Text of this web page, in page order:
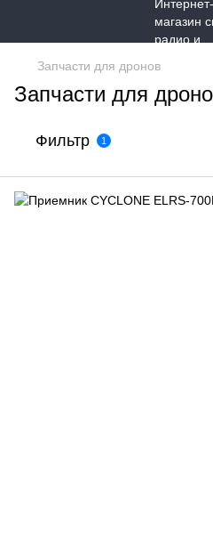
Запчасти для дронов
Запчасти для
Фильтр 1